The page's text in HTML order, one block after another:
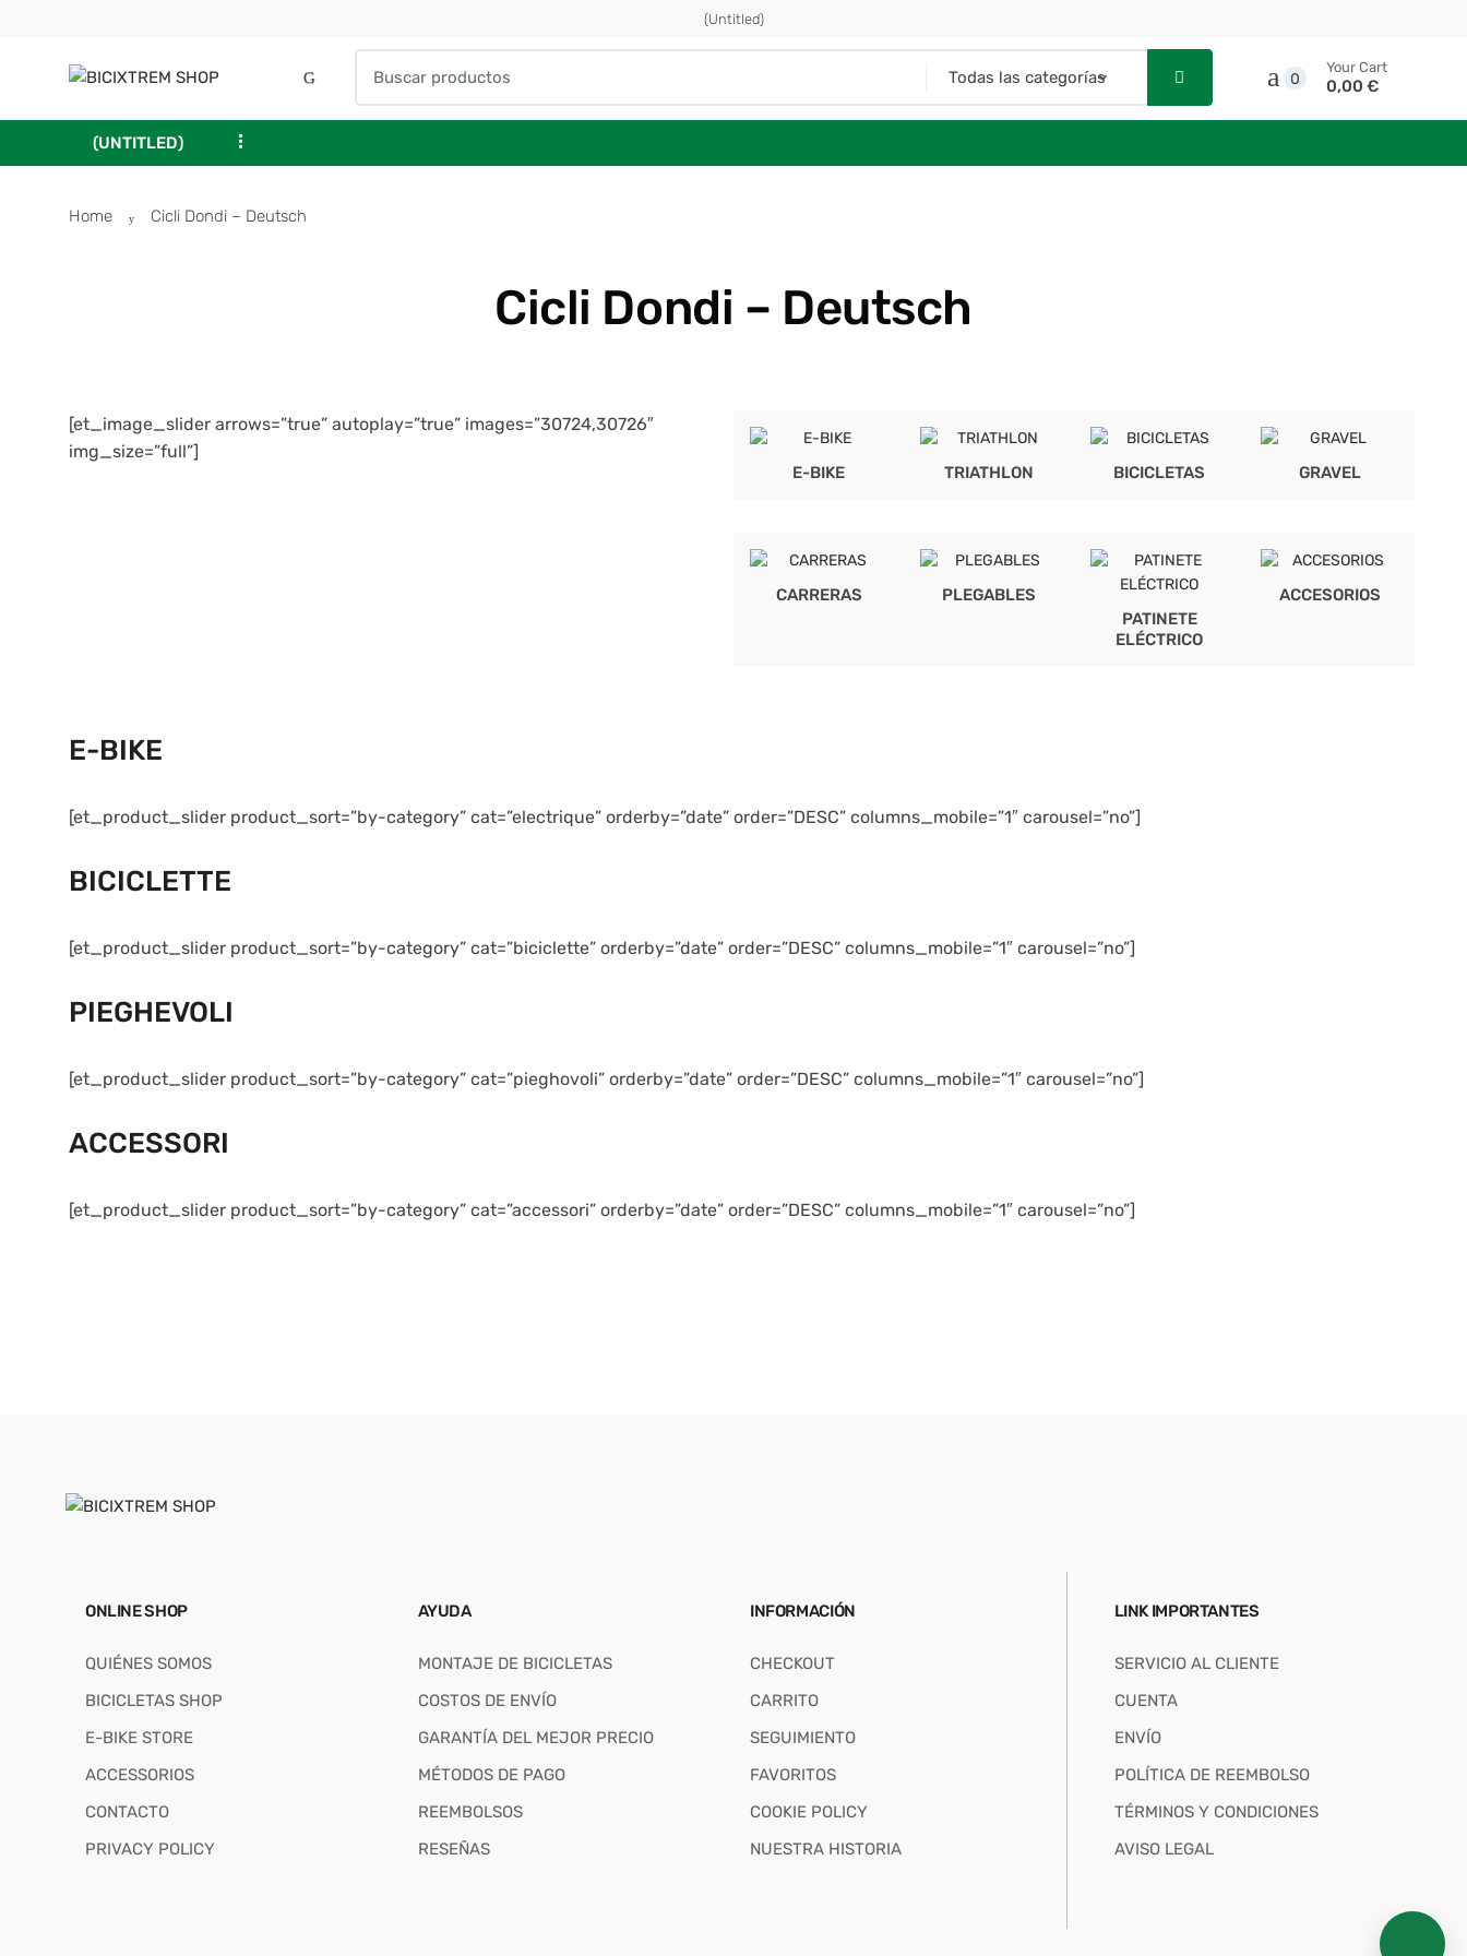
(Untitled)
0
Your Cart
0,00 €
(UNTITLED) ...
Home Cicli Dondi – Deutsch
Cicli Dondi – Deutsch
[et_image_slider arrows=”true” autoplay=”true” images=”30724,30726″
img_size=”full”]
E-BIKE TRIATHLON BICICLETAS GRAVEL
CARRERAS
PLEGABLES
PATINETE
ELÉCTRICO
ACCESORIOS
E-BIKE
[et_product_slider product_sort=”by-category” cat=”electrique” orderby=”date” order=”DESC” columns_mobile=”1″ carousel=”no”]
BICICLETTE
[et_product_slider product_sort=”by-category” cat=”biciclette” orderby=”date” order=”DESC” columns_mobile=”1″ carousel=”no”]
PIEGHEVOLI
[et_product_slider product_sort=”by-category” cat=”pieghovoli” orderby=”date” order=”DESC” columns_mobile=”1″ carousel=”no”]
ACCESSORI
[et_product_slider product_sort=”by-category” cat=”accessori” orderby=”date” order=”DESC” columns_mobile=”1″ carousel=”no”]
ONLINE SHOP
QUIÉNES SOMOS
BICICLETAS SHOP
E-BIKE STORE
ACCESSORIOS
CONTACTO
PRIVACY POLICY
AYUDA
MONTAJE DE BICICLETAS
COSTOS DE ENVÍO
GARANTÍA DEL MEJOR PRECIO
MÉTODOS DE PAGO
REEMBOLSOS
RESEÑAS
INFORMACIÓN
CHECKOUT
CARRITO
SEGUIMIENTO
FAVORITOS
COOKIE POLICY
NUESTRA HISTORIA
LINK IMPORTANTES
SERVICIO AL CLIENTE
CUENTA
ENVÍO
POLÍTICA DE REEMBOLSO
TÉRMINOS Y CONDICIONES
AVISO LEGAL